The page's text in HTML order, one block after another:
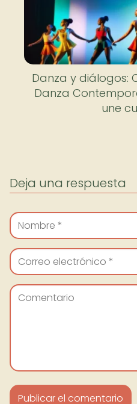
Danza y diálogos:
Danza
une
Deja una respuesta